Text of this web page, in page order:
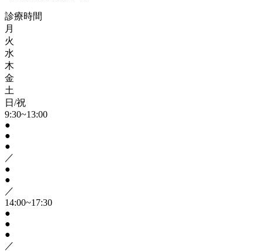
診療時間
月
火
水
木
金
土
日/祝
9:30~13:00
●
●
●
／
●
●
／
14:00~17:30
●
●
●
／